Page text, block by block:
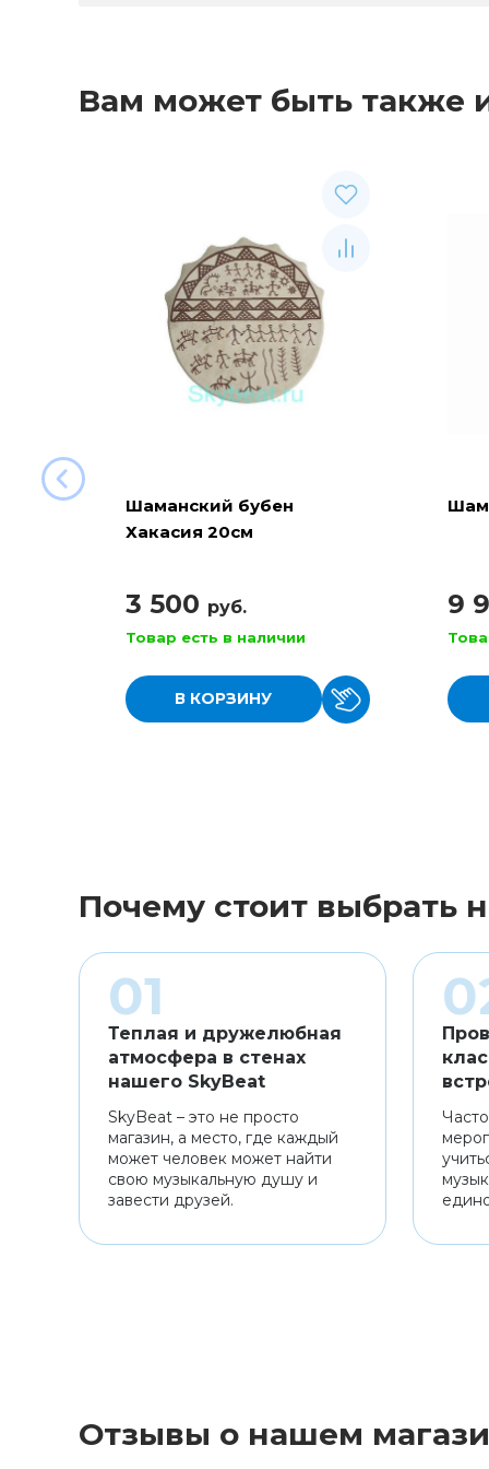
Вам может быть также
Шаманский бубен
Хакасия 20см
3 500 руб.
Товар есть в наличии
В КОРЗИНУ
9
Почему стоит выбрать
Теплая и дружелюбная
атмосфера в стенах
нашего SkyBeat
SkyBeat – это не просто
магазин, а место, где каждый
может человек может найти
свою музыкальную душу и
завести друзей.
Отзывы о нашем